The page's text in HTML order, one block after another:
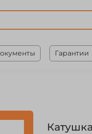
Гарантии